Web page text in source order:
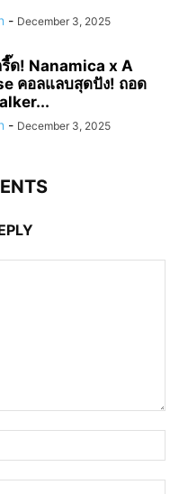
- December 3, 2025
ด! Nanamica x A
คอลแลบสุดปัง! ถอด
- December 3, 2025